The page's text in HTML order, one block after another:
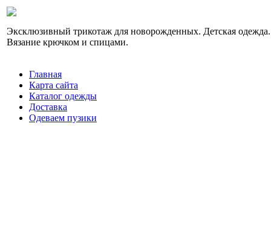
Эксклюзивный трикотаж для новорожденных. Детская одежда.
Вязание крючком и спицами.
Главная
Карта сайта
Каталог одежды
Доставка
Одеваем пузики